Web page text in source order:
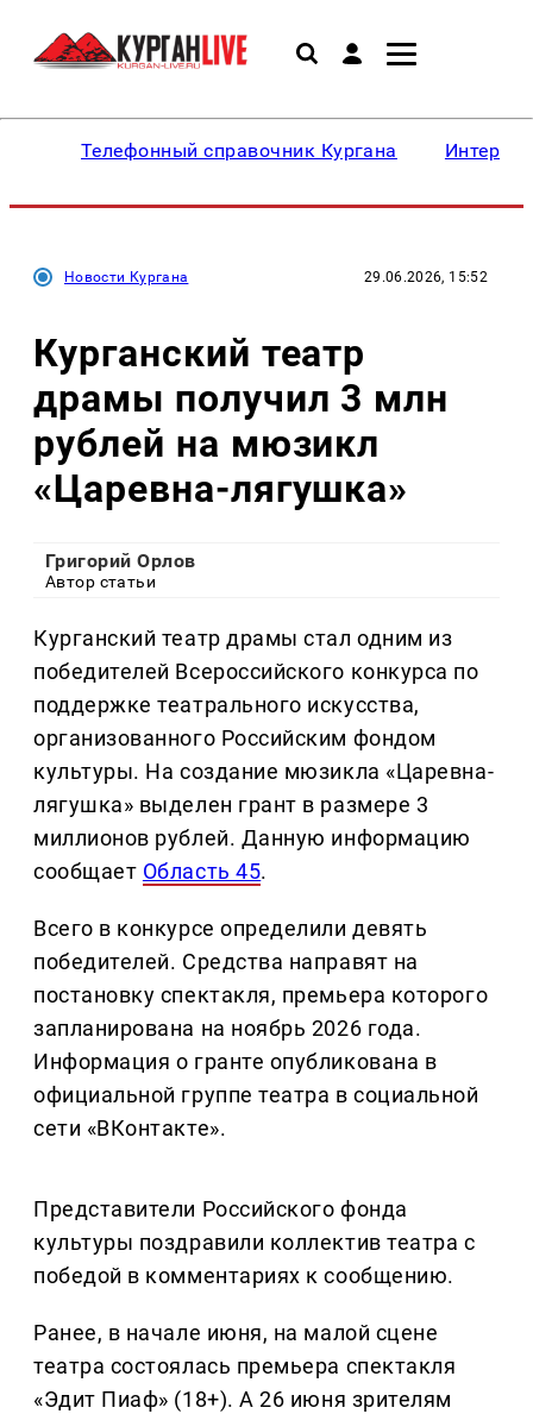
Телефонный справочник Кургана
Новости Кургана 29.06.2026, 15:52
Курганский театр
драмы получил 3 млн
рублей на мюзикл
«Царевна-лягушка»
Григорий Орлов
Автор статьи
Курганский театр драмы стал одним из
победителей Всероссийского конкурса по
поддержке театрального искусства,
организованного Российским фондом
культуры. На создание мюзикла «Царевна-
лягушка» выделен грант в размере 3
миллионов рублей. Данную информацию
сообщает Область 45.
Всего в конкурсе определили девять
победителей. Средства направят на
постановку спектакля, премьера которого
запланирована на ноябрь 2026 года.
Информация о гранте опубликована в
официальной группе театра в социальной
сети «ВКонтакте».
Представители Российского фонда
культуры поздравили коллектив театра с
победой в комментариях к сообщению.
Ранее, в начале июня, на малой сцене
театра состоялась премьера спектакля
«Эдит Пиаф» (18+). А 26 июня зрителям